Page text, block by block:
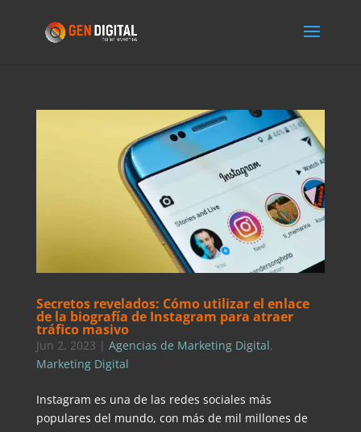
Secretos revelados: Cómo utilizar el enlace
de la biografía de Instagram para atraer
tráfico masivo
Jun 2, 2023 | Agencias de Marketing Digital,
Marketing Digital
Instagram es una de las redes sociales más
populares del mundo, con más de mil millones de